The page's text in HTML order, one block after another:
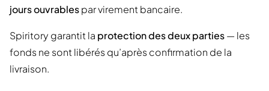
jours ouvrablespar virement bancaire.
Spiritory garantit la protection des deux parties— les
fonds ne sont libérés qu’après confirmation de la
livraison.